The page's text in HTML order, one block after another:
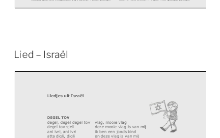
Israel/knutsel/3-6jr rimon-ljloc/www.rimn-ljloc.nl
Lied – Israël
L iedjes uit Israël
DEGEL TOV
degel, degel degel tov
vlag, mooie vlag
degel tov sjeli
deze mooie vlag is van mij
ani ivri, ani ivri
ik ben een joods kind
atta digli, digli
en deze vlag is van mij